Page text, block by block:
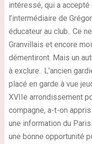
intéressé, qui a
l’intermédiaire de
éducateur au club.. Ce
Granvillais et encore
démentiront. Mais un
à exclure.. L’ancien
placé en garde à vue
XVIIe arrondissement
compagne, a-t-on
une information du
une bonne opportunité